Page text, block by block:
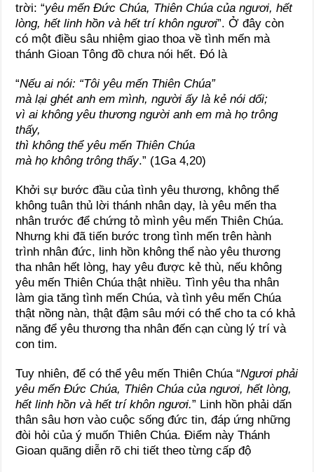
trời: “yêu mến Đức Chúa, Thiên Chúa của ngươi, hết
lòng, hết linh hồn và hết trí khôn ngươi”. Ở đây còn
có một điều sâu nhiệm giao thoa về tình mến mà
thánh Gioan Tông đồ chưa nói hết. Đó là
“Nếu ai nói: “Tôi yêu mến Thiên Chúa”
mà lại ghét anh em mình, người ấy là kẻ nói dối;
vì ai không yêu thương người anh em mà họ trông
thấy,
thì không thể yêu mến Thiên Chúa
mà họ không trông thấy.” (1Ga 4,20)
Khởi sự bước đầu của tình yêu thương, không thể
không tuân thủ lời thánh nhân dạy, là yêu mến tha
nhân trước để chứng tỏ mình yêu mến Thiên Chúa.
Nhưng khi đã tiến bước trong tình mến trên hành
trình nhân đức, linh hồn không thể nào yêu thương
tha nhân hết lòng, hay yêu được kẻ thù, nếu không
yêu mến Thiên Chúa thật nhiều. Tình yêu tha nhân
làm gia tăng tình mến Chúa, và tình yêu mến Chúa
thật nồng nàn, thật đậm sâu mới có thể cho ta có khả
năng để yêu thương tha nhân đến cạn cùng lý trí và
con tim.
Tuy nhiên, để có thể yêu mến Thiên Chúa “Ngươi phải
yêu mến Đức Chúa, Thiên Chúa của ngươi, hết lòng,
hết linh hồn và hết trí khôn ngươi.” Linh hồn phải dấn
thân sâu hơn vào cuộc sống đức tin, đáp ứng những
đòi hỏi của ý muốn Thiên Chúa. Điểm này Thánh
Gioan quãng diễn rõ chi tiết theo từng cấp độ